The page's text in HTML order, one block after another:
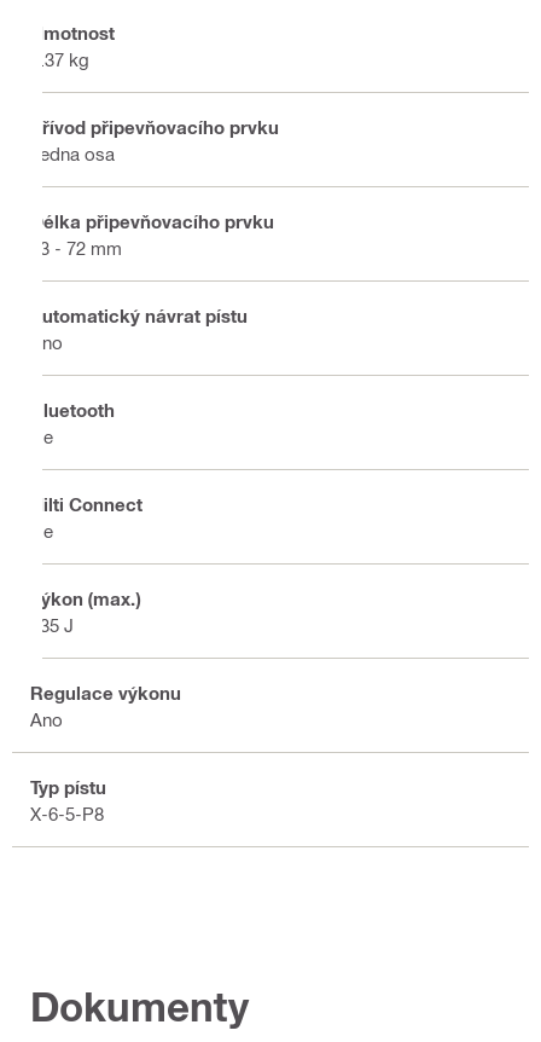
Hmotnost
3.37 kg
Přívod připevňovacího prvku
Jedna osa
Délka připevňovacího prvku
13 - 72 mm
Automatický návrat pístu
Ano
Bluetooth
Ne
Hilti Connect
Ne
Výkon (max.)
335 J
Regulace výkonu
Ano
Typ pístu
X-6-5-P8
Dokumenty